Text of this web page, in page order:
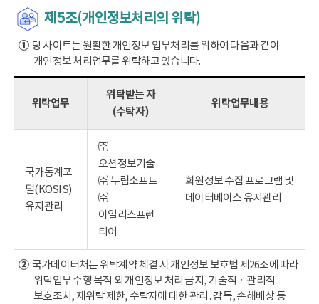
제5조(개인정보처리의 위탁)
①당 사이트는 원활한 개인정보 업무처리를 위하여 다음과 같이
개인정보 처리업무를 위탁하고 있습니다.
위탁업무
위탁받는 자
(수탁자)
위탁업무내용
국가통계포
털(KOSIS)
유지관리
㈜
오션정보기술
㈜ 누림소프트
㈜
아일리스프런
티어
회원정보 수집 프로그램 및
데이터베이스 유지관리
②국가데이터처는 위탁계약 체결 시 개인정보 보호법 제26조에 따라
위탁업무 수행 목적 외 개인정보 처리 금지, 기술적ㆍ관리적
보호조치, 재위탁 제한, 수탁자에 대한 관리․감독, 손해배상 등